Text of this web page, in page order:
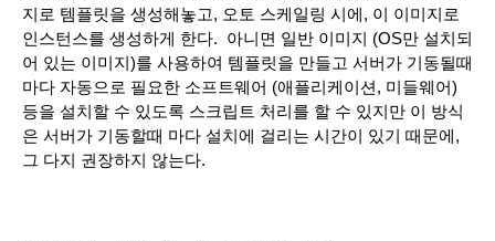
지로 템플릿을 생성해놓고, 오토 스케일링 시에, 이 이미지로
인스턴스를 생성하게 한다.  아니면 일반 이미지 (OS만 설치되
어 있는 이미지)를 사용하여 템플릿을 만들고 서버가 기동될때
마다 자동으로 필요한 소프트웨어 (애플리케이션, 미들웨어)
등을 설치할 수 있도록 스크립트 처리를 할 수 있지만 이 방식
은 서버가 기동할때 마다 설치에 걸리는 시간이 있기 때문에,
그 다지 권장하지 않는다.